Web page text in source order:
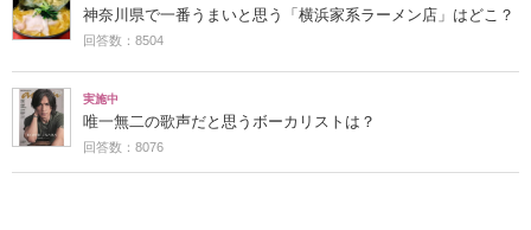
神奈川県で一番うまいと思う「横浜家系ラーメン店」はどこ？
回答数：8504
実施中
唯一無二の歌声だと思うボーカリストは？
回答数：8076